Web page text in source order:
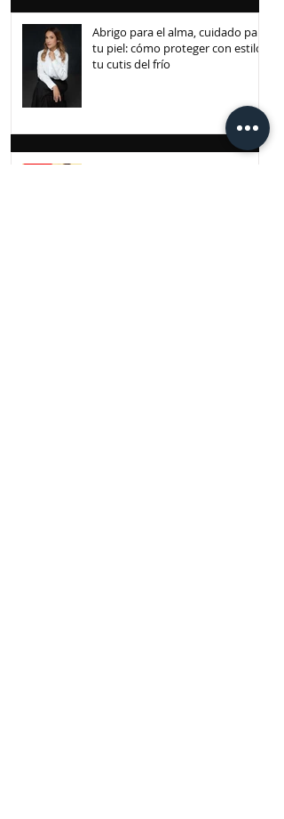
Abrigo para el alma, cuidado para
tu piel: cómo proteger con estilo
tu cutis del frío